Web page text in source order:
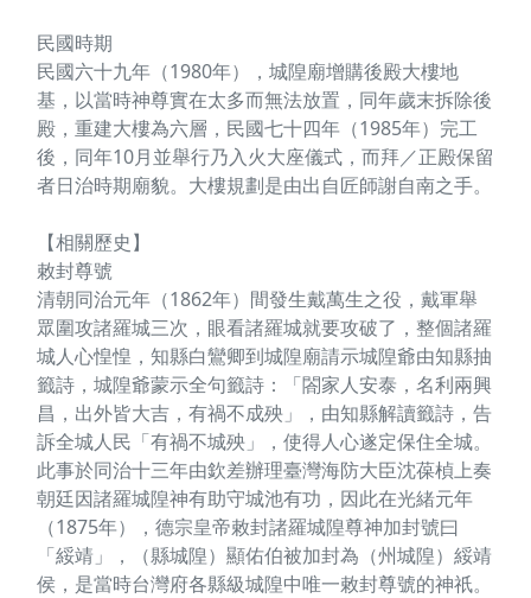
民國時期
民國六十九年（1980年），城隍廟增購後殿大樓地
基，以當時神尊實在太多而無法放置，同年歲末拆除後
殿，重建大樓為六層，民國七十四年（1985年）完工
後，同年10月並舉行乃入火大座儀式，而拜／正殿保留
者日治時期廟貌。大樓規劃是由出自匠師謝自南之手。
【相關歷史】
敕封尊號
清朝同治元年（1862年）間發生戴萬生之役，戴軍舉
眾圍攻諸羅城三次，眼看諸羅城就要攻破了，整個諸羅
城人心惶惶，知縣白鸞卿到城隍廟請示城隍爺由知縣抽
籤詩，城隍爺蒙示全句籤詩：「閤家人安泰，名利兩興
昌，出外皆大吉，有禍不成殃」，由知縣解讀籤詩，告
訴全城人民「有禍不城殃」，使得人心遂定保住全城。
此事於同治十三年由欽差辦理臺灣海防大臣沈葆楨上奏
朝廷因諸羅城隍神有助守城池有功，因此在光緒元年
（1875年），德宗皇帝敕封諸羅城隍尊神加封號曰
「綏靖」，（縣城隍）顯佑伯被加封為（州城隍）綏靖
侯，是當時台灣府各縣級城隍中唯一敕封尊號的神祇。